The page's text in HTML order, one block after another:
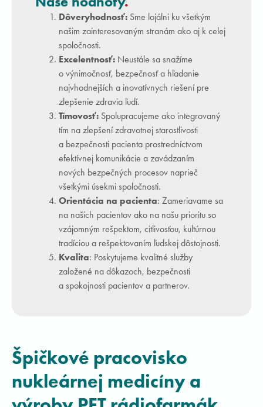
Dôveryhodnosť: Sme lojálni ku všetkým
našim zainteresovaným stranám ako aj k celej
spoločnosti.
Excelentnosť: Neustále sa snažíme
o výnimočnosť, bezpečnosť a hľadanie
najvhodnejších a inovatívnych riešení pre
zlepšenie zdravia ľudí.
Tímovosť: Spolupracujeme ako integrovaný
tím na zlepšení zdravotnej starostlivosti
a bezpečnosti pacienta prostredníctvom
efektívnej komunikácie a zavádzaním
nových bezpečných procesov naprieč
všetkými úsekmi spoločnosti.
Orientácia na pacienta: Zameriavame sa
na našich pacientov ako na našu prioritu so
vzájomným rešpektom, citlivosťou, kultúrnou
tradíciou a rešpektovaním ľudskej dôstojnosti.
Kvalita: Poskytujeme kvalitné služby
založené na dôkazoch, bezpečnosti
a spokojnosti pacientov a partnerov.
Špičkové pracovisko
nukleárnej medicíny a